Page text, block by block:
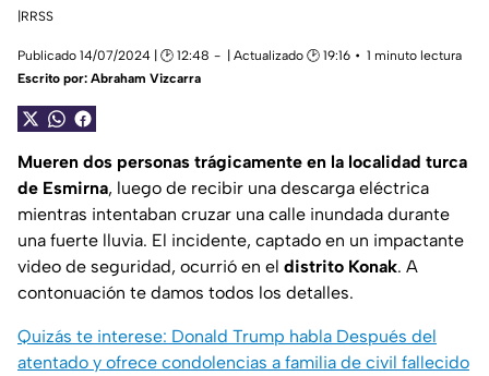
|RRSS
Publicado 14/07/2024 | 🕑 12:48 | Actualizado 🕑 19:16
1 minuto lectura
Escrito por: Abraham Vizcarra
Mueren dos personas trágicamente en la localidad turca
de Esmirna, luego de recibir una descarga eléctrica
mientras intentaban cruzar una calle inundada durante
una fuerte lluvia. El incidente, captado en un impactante
video de seguridad, ocurrió en el distrito Konak. A
contonuación te damos todos los detalles.
Quizás te interese: Donald Trump habla Después del
atentado y ofrece condolencias a familia de civil fallecido